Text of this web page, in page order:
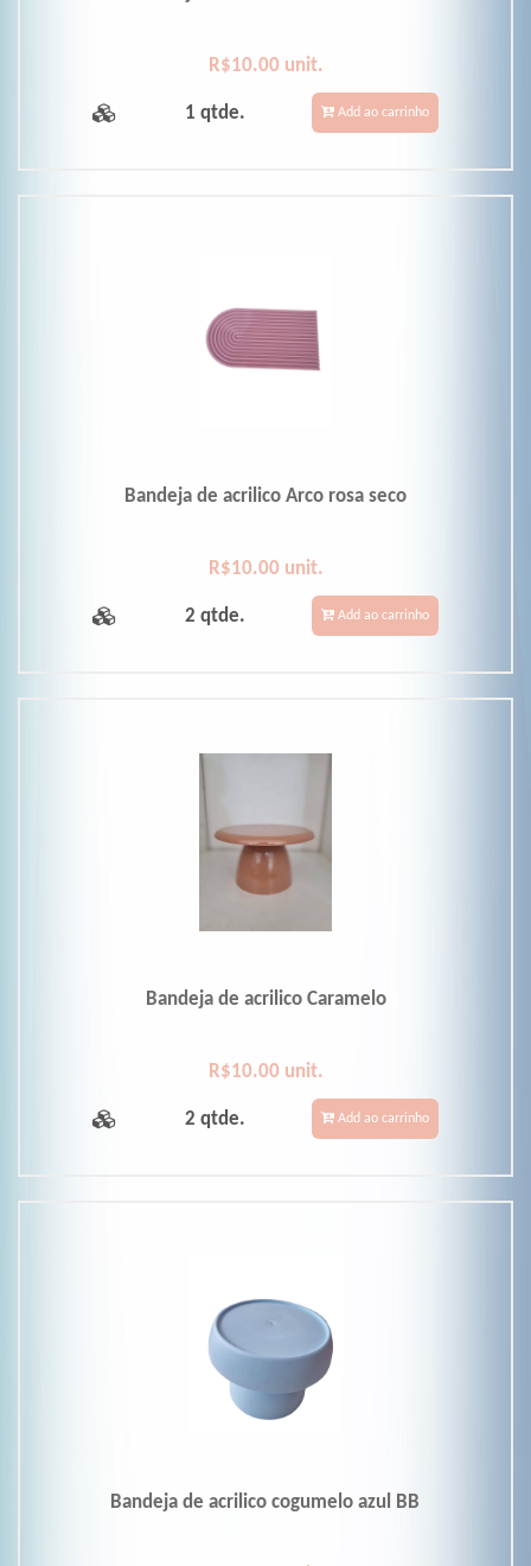
R$10.00 unit.
1 qtde. Add ao carrinho
Bandeja de acrilico Arco rosa seco
R$10.00 unit.
2 qtde. Add ao carrinho
Bandeja de acrilico Caramelo
R$10.00 unit.
2 qtde. Add ao carrinho
Bandeja de acrilico cogumelo azul BB